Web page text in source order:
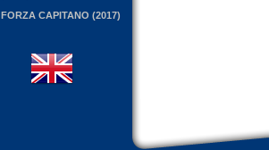
FORZA CAPITANO (2017)